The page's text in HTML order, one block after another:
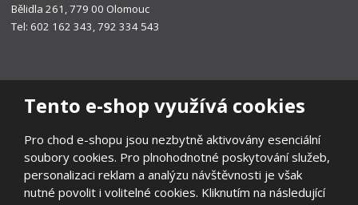
Tento e-shop využívá cookies
Pro chod e-shopu jsou nezbytně aktivovány esenciální
soubory cookies. Pro plnohodnotné poskytování služeb,
personalizaci reklam a analýzu návštěvnosti je však
nutné povolit i volitelné cookies. Kliknutím na následující
Bělidla 261, 779 00 Olomouc
Tel: 602 162 343, 792 334 543